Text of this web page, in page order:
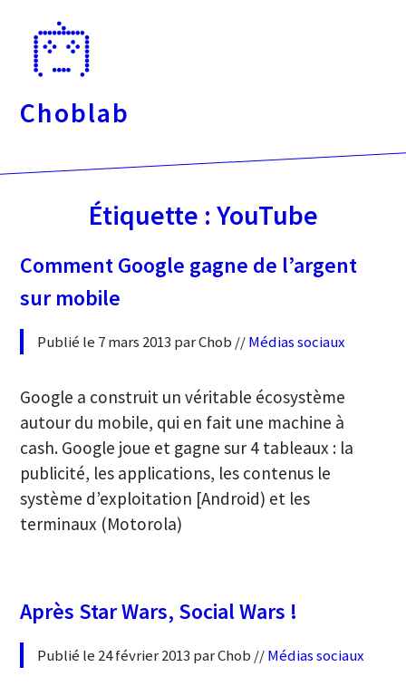
directement
Choblab
Étiquette : YouTube
Comment Google gagne de l’argent
sur mobile
Publié le 7 mars 2013 par Chob //Médias sociaux
Google a construit un véritable écosystème
autour du mobile, qui en fait une machine à
cash. Google joue et gagne sur 4 tableaux : la
publicité, les applications, les contenus le
système d’exploitation [Android) et les
terminaux (Motorola)
Après Star Wars, Social Wars !
Publié le 24 février 2013 par Chob //Médias sociaux